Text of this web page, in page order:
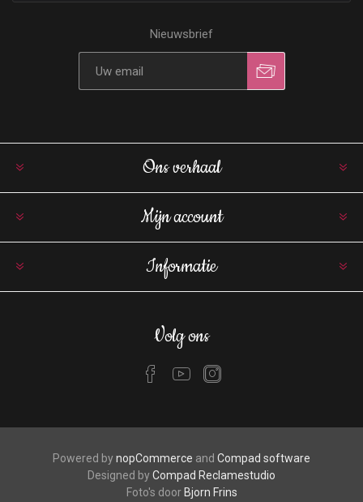
Nieuwsbrief
Ons verhaal
Mijn account
Informatie
Volg ons
Powered bynopCommerce and Compad software
Designed byCompad Reclamestudio
Foto's door Bjorn Frins